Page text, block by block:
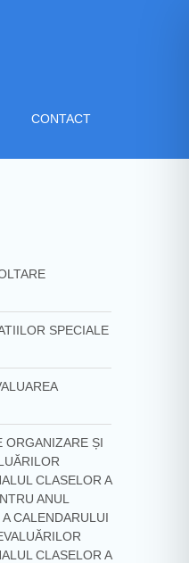
CONTACT
SPECIALE
ORGANIZARE ȘI
CLASELOR A
ANUL
CALENDARULUI
CLASELOR A